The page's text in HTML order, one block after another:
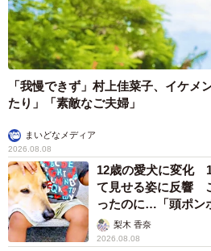
「我慢できず」村上佳菜子、イケメ
たり」「素敵なご夫婦」
まいどなメディア
2026.08.08
12歳の愛犬に変化
て見せる姿に反響
ったのに…「頭ポン
「尊…」
梨木 香奈
2026.08.08